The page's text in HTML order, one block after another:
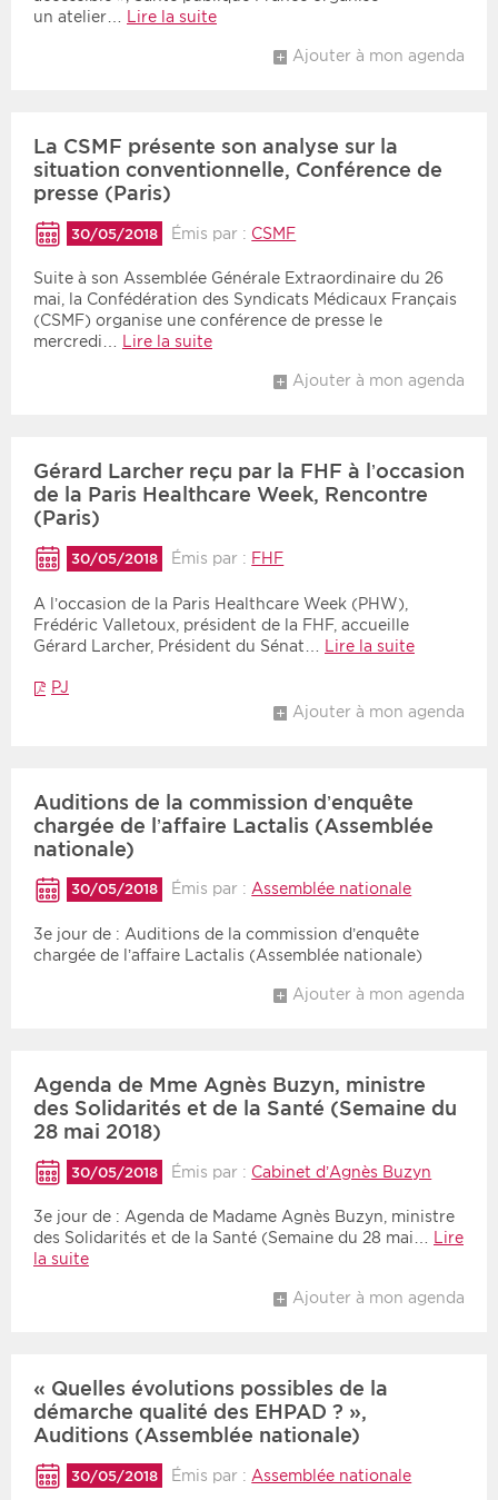
un atelier…
Lire la suite
Ajouter à mon agenda
La CSMF présente son analyse sur la
situation conventionnelle, Conférence de
presse (Paris)
30/05/2018 Émis par : CSMF
Suite à son Assemblée Générale Extraordinaire du 26
mai, la Confédération des Syndicats Médicaux Français
(CSMF) organise une conférence de presse le
mercredi… Lire la suite
Ajouter à mon agenda
Gérard Larcher reçu par la FHF à l’occasion
de la Paris Healthcare Week, Rencontre
(Paris)
30/05/2018 Émis par : FHF
A l’occasion de la Paris Healthcare Week (PHW),
Frédéric Valletoux, président de la FHF, accueille
Gérard Larcher, Président du Sénat…
Lire la suite
PJ
Ajouter à mon agenda
Auditions de la commission d’enquête
chargée de l’affaire Lactalis (Assemblée
nationale)
30/05/2018 Émis par :Assemblée nationale
3e jour de : Auditions de la commission d’enquête
chargée de l’affaire Lactalis (Assemblée nationale)
Ajouter à mon agenda
Agenda de Mme Agnès Buzyn, ministre
des Solidarités et de la Santé (Semaine du
28 mai 2018)
30/05/2018 Émis par : Cabinet d’Agnès Buzyn
3e jour de : Agenda de Madame Agnès Buzyn, ministre
des Solidarités et de la Santé (Semaine du 28 mai…
Lire
la suite
Ajouter à mon agenda
« Quelles évolutions possibles de la
démarche qualité des EHPAD ? »,
Auditions (Assemblée nationale)
30/05/2018 Émis par : Assemblée nationale